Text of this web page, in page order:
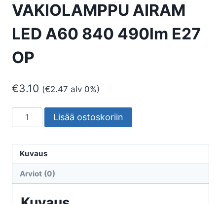
VAKIOLAMPPU AIRAM
LED A60 840 490lm E27
OP
€3.10 (€2.47 alv 0%)
VAKIOLAMPPU
AIRAM
A60
840
490lm
Lisää ostoskoriin
Kuvaus
Arviot (0)